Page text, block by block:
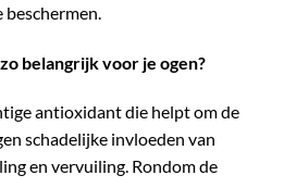
belangrijk voor je ogen?
antioxidant die helpt om de
schadelijke invloeden van
en vervuiling. Rondom de